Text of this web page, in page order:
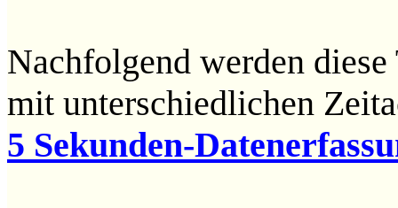
Nachfolgend werden
mit unterschiedlichen
5 Sekunden-